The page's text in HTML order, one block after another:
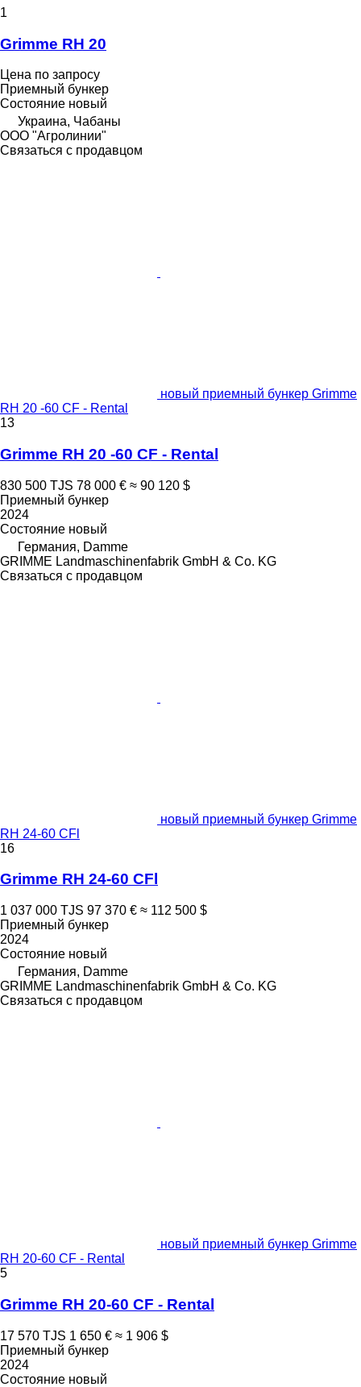
1
Grimme RH 20
Цена по запросу
Приемный бункер
Состояние новый
Украина, Чабаны
ООО "Агролинии"
Связаться с продавцом
новый приемный бункер Grimme
RH 20 -60 CF - Rental
13
Grimme RH 20 -60 CF - Rental
830 500 TJS 78 000 € ≈ 90 120 $
Приемный бункер
2024
Состояние новый
Германия, Damme
GRIMME Landmaschinenfabrik GmbH & Co. KG
Связаться с продавцом
новый приемный бункер Grimme
RH 24-60 CFl
16
Grimme RH 24-60 CFl
1 037 000 TJS 97 370 € ≈ 112 500 $
Приемный бункер
2024
Состояние новый
Германия, Damme
GRIMME Landmaschinenfabrik GmbH & Co. KG
Связаться с продавцом
новый приемный бункер Grimme
RH 20-60 CF - Rental
5
Grimme RH 20-60 CF - Rental
17 570 TJS 1 650 € ≈ 1 906 $
Приемный бункер
2024
Состояние новый